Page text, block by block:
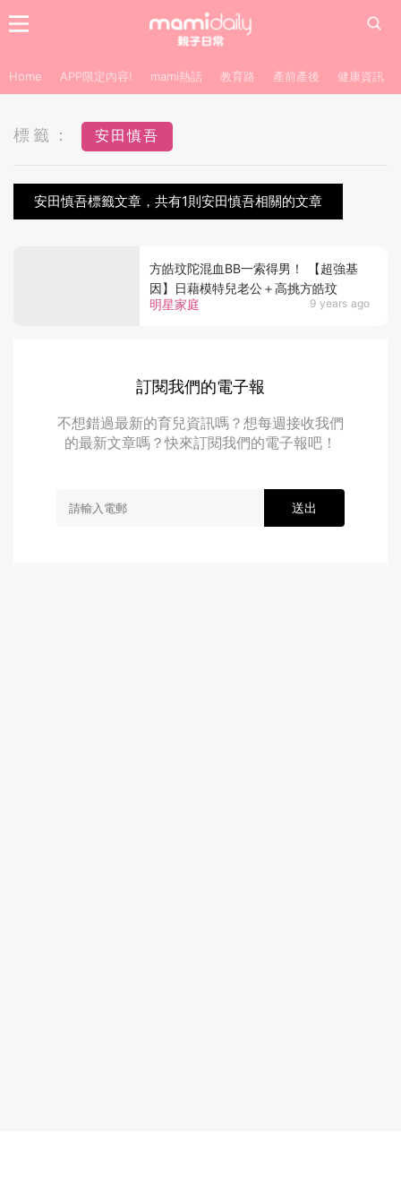
Home APP限定內容! mami熱話 教育路 產前產後 健康資訊
標籤： 安田慎吾
安田慎吾標籤文章，共有1則安田慎吾相關的文章
明星家庭 9 years ago
方皓玟陀混血BB一索得男！ 【超強基
因】日藉模特兒老公＋高挑方皓玟
訂閱我們的電子報
不想錯過最新的育兒資訊嗎？想每週接收我們
的最新文章嗎？快來訂閱我們的電子報吧！
送出